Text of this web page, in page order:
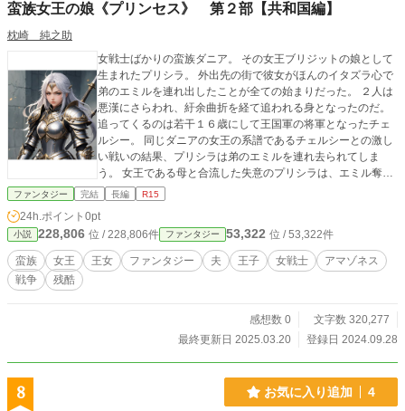
蛮族女王の娘《プリンセス》 第２部【共和国編】
枕崎 純之助
女戦士ばかりの蛮族ダニア。 その女王ブリジットの娘として
生まれたプリシラ。 外出先の街で彼女がほんのイタズラ心で
弟のエミルを連れ出したことが全ての始まりだった。 ２人は
悪漢にさらわれ、紆余曲折を経て追われる身となったのだ。
追ってくるのは若干１６歳にして王国軍の将軍となったチェ
ルシー。 同じダニアの女王の系譜であるチェルシーとの激し
い戦いの結果、プリシラは弟のエミルを連れ去られてしま
う。 女王である母と合流した失意のプリシラは、エミル奪還
作戦の捜索隊に参加するべく名乗りを上げるのだった。 蛮族
幕。 若さゆえの未熟さに苦しみながらも、多くの人との出会
いを経て成長していく少女と少年の行く末やいかに……。
ファンタジー 完結 長編 R15
24h.ポイント 0pt
小説 228,806 位 / 228,806件 ファンタジー 53,322 位 / 53,322件
蛮族 女王 王女 ファンタジー 夫 王子 女戦士
アマゾネス
戦争
残酷
感想数 0
文字数 320,277
最終更新日 2025.03.20
登録日 2024.09.28
8 お気に入り追加 4